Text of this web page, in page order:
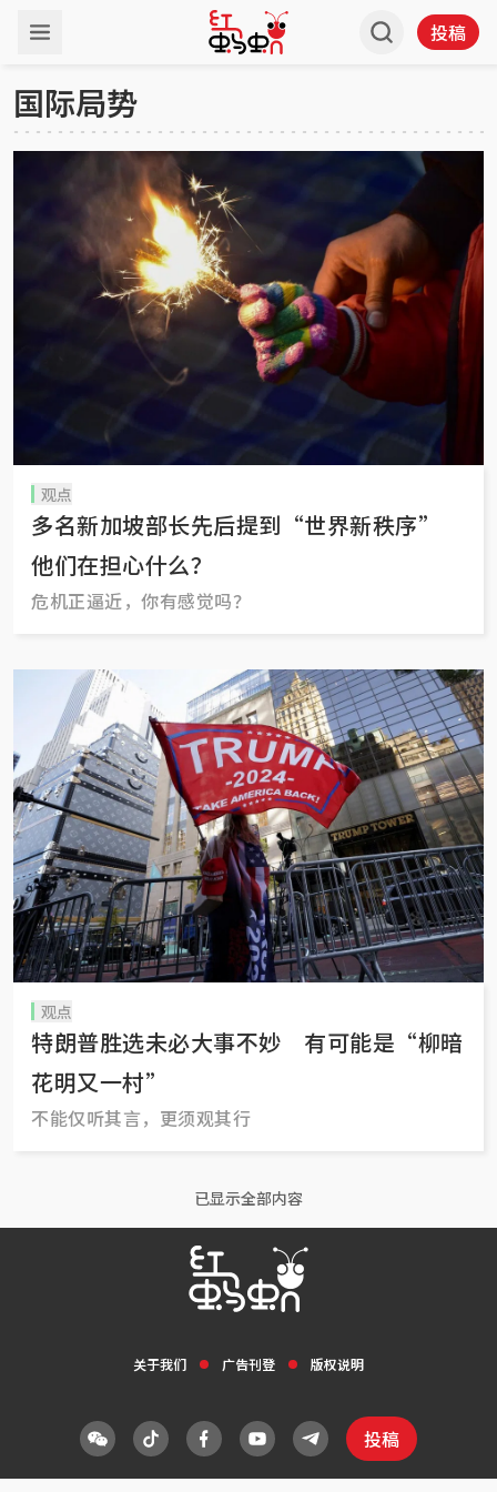
投稿
国际局势
观点
多名新加坡部长先后提到“世界新秩序”
他们在担心什么？
危机正逼近，你有感觉吗？
观点
特朗普胜选未必大事不妙 有可能是“柳暗
花明又一村”
不能仅听其言，更须观其行
已显示全部内容
关于我们 广告刊登 版权说明
投稿